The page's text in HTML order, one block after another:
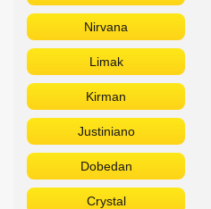
Nirvana
Limak
Kirman
Justiniano
Dobedan
Crystal